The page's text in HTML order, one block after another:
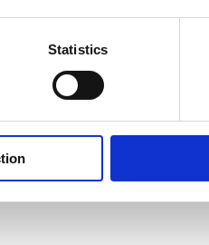
Statistics
med andre end din underviser.